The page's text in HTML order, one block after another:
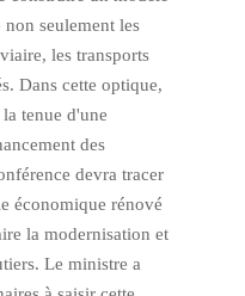
seulement les
les transports
Dans cette optique,
tenue d'une
des
devra tracer
économique rénové
la modernisation et
Le ministre a